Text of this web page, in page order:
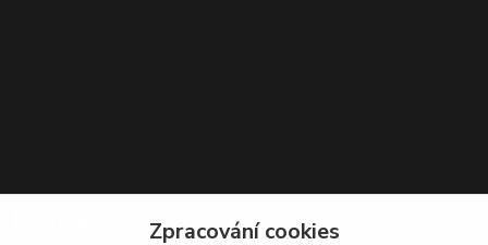
Zpracování cookies